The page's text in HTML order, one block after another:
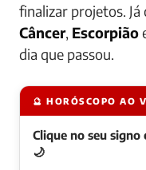
finalizar projetos. Já
Câncer, Escorpião
dia que passou.
🔮 HORÓSCOPO AO
Clique no seu signo e descubra o que o dia reserva
🌙